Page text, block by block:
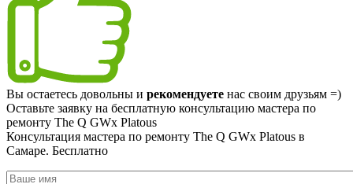
Вы остаетесь довольны и рекомендуете нас своим друзьям =)
Оставьте заявку на бесплатную консультацию мастера по
ремонту The Q GWx Platous
Консультация мастера по ремонту The Q GWx Platous в
Самаре. Бесплатно